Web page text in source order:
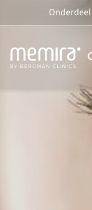
naar
inhoud
Onderdeel